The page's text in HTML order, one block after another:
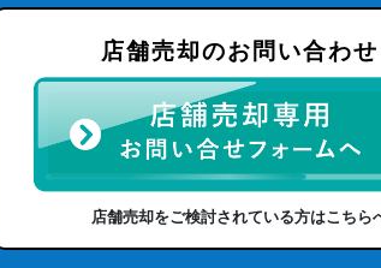
店舗売却のお問い合わせ
店舗売却をご検討されている方はこちら